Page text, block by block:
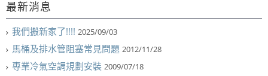
最新消息
我們搬新家了!!!! 2025/09/03
馬桶及排水管阻塞常見問題 2012/11/28
專業冷氣空調規劃安裝 2009/07/18